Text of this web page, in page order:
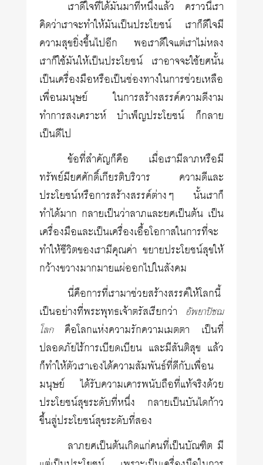
เราดีใจที่ได้มันมาทีหนึ่งแล้ว คราวนี้เรา
คิดว่าเราจะทำให้มันเป็นประโยชน์ เราก็ดีใจมี
ความสุขยิ่งขึ้นไปอีก พอเราดีใจแต่เราไม่หลง
เราก็ใช้มันให้เป็นประโยชน์ เราอาจจะใช้ยศนั้น
เป็นเครื่องมือหรือเป็นช่องทางในการช่วยเหลือ
เพื่อนมนุษย์ ในการสร้างสรรค์ความดีงาม
ทำการสงเคราะห์ บำเพ็ญประโยชน์ ก็กลาย
เป็นดีไป
ข้อที่สำคัญก็คือ เมื่อเรามีลาภหรือมี
ทรัพย์มียศศักดิ์เกียรติบริวาร ความดีและ
ประโยชน์หรือการสร้างสรรค์ต่างๆ นั้นเราก็
ทำได้มาก กลายเป็นว่าลาภและยศเป็นต้น เป็น
เครื่องมือและเป็นเครื่องเอื้อโอกาสในการที่จะ
ทำให้ชีวิตของเรามีคุณค่า ขยายประโยชน์สุขให้
กว้างขวางมากมายแผ่ออกไปในสังคม
นี่คือการที่เรามาช่วยสร้างสรรค์ให้โลกนี้
เป็นอย่างที่พระพุทธเจ้าตรัสเรียกว่า
อัพยาปัชฌ
โลกคือโลกแห่งความรักความเมตตา เป็นที่
ปลอดภัยไร้การเบียดเบียน และมีสันติสุข แล้ว
ก็ทำให้ตัวเราเองได้ความสัมพันธ์ที่ดีกับเพื่อน
มนุษย์ ได้รับความเคารพนับถือที่แท้จริงด้วย
ประโยชน์สุขระดับที่หนึ่ง กลายเป็นบันไดก้าว
ขึ้นสู่ประโยชน์สุขระดับที่สอง
ลาภยศเป็นต้นเกิดแก่คนที่เป็นบัณฑิต มี